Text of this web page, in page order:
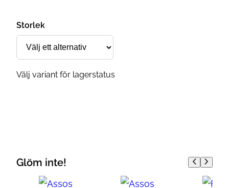
Storlek
Välj variant för lagerstatus
Glöm inte!